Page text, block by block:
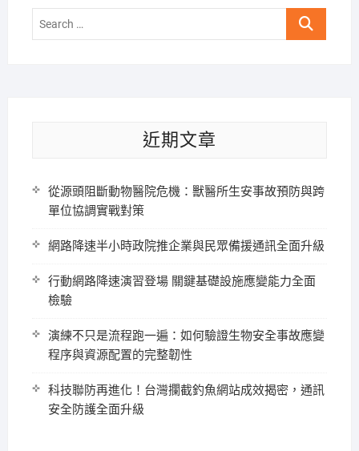
Search
近期文章
從源頭阻斷動物醫院危機：獸醫所生安事故預防與跨
單位協調實戰對策
網路降速半小時政院推企業與民眾備援通訊全面升級
行動網路降速演習登場 關鍵基礎設施應變能力全面
檢驗
演練不只是流程跑一遍：如何驗證生物安全事故應變
程序與資源配置的完整韌性
科技聯防再進化！台灣攔截釣魚網站成效揭密，通訊
安全防護全面升級